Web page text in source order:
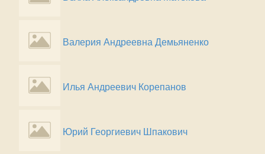
Валерия Андреевна Демьяненко
Илья Андреевич Корепанов
Юрий Георгиевич Шпакович